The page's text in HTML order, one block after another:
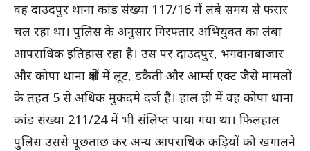
वह दाउदपुर थाना कांड संख्या 117/16 में लंबे समय से फरार
चल रहा था। पुलिस के अनुसार गिरफ्तार अभियुक्त का लंबा
आपराधिक इतिहास रहा है। उस पर दाउदपुर, भगवानबाजार
और कोपा थाना क्षेत्रों में लूट, डकैती और आर्म्स एक्ट जैसे मामलों
के तहत 5 से अधिक मुकदमे दर्ज हैं। हाल ही में वह कोपा थाना
कांड संख्या 211/24 में भी संलिप्त पाया गया था। फिलहाल
पुलिस उससे पूछताछ कर अन्य आपराधिक कड़ियों को खंगालने